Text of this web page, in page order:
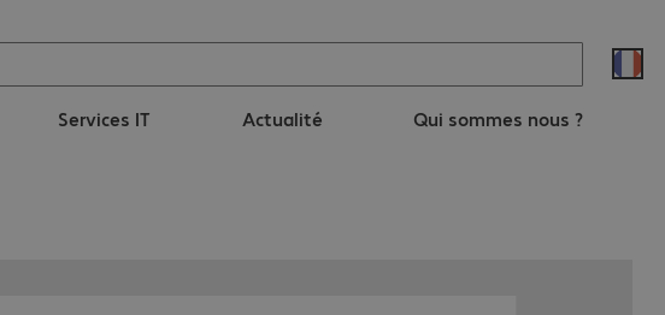
Services IT Actualité Qui sommes nous ?